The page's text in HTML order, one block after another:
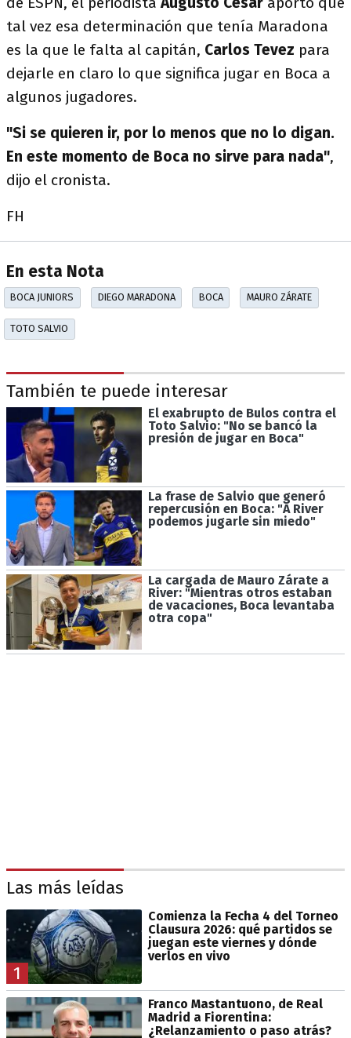
tal vez esa determinación que tenía Maradona
es la que le falta al capitán, Carlos Tevez para
dejarle en claro lo que significa jugar en Boca a
algunos jugadores.
"Si se quieren ir, por lo menos que no lo digan.
En este momento de Boca no sirve para nada",
dijo el cronista.
FH
En esta Nota
BOCA JUNIORS DIEGO MARADONA BOCA MAURO ZÁRATE
TOTO SALVIO
También te puede interesar
El exabrupto de Bulos contra el
Toto Salvio: "No se bancó la
presión de jugar en Boca"
La frase de Salvio que generó
repercusión en Boca: "A River
podemos jugarle sin miedo"
La cargada de Mauro Zárate a
River: "Mientras otros estaban
de vacaciones, Boca levantaba
otra copa"
Las más leídas
1
Comienza la Fecha 4 del Torneo
Clausura 2026: qué partidos se
juegan este viernes y dónde
verlos en vivo
Franco Mastantuono, de Real
Madrid a Fiorentina:
¿Relanzamiento o paso atrás?